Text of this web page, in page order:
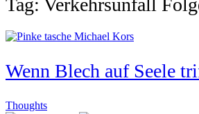
Tag: Verkehrsunfall
Wenn Blech auf Seele
Thoughts